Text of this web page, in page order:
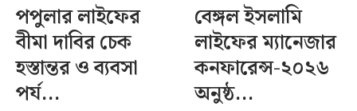
পপুলার লাইফের
বীমা দাবির চেক
হস্তান্তর ও ব্যবসা
পর্য...
বেঙ্গল ইসলামি
লাইফের ম্যানেজার
কনফারেন্স-২০২৬
অনুষ্ঠ...